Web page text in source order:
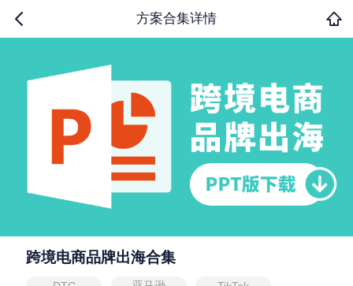
方案合集详情
跨境电商品牌出海合集